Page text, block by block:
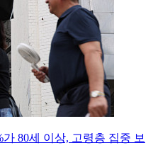
80세 이상, 고령층 집중 보